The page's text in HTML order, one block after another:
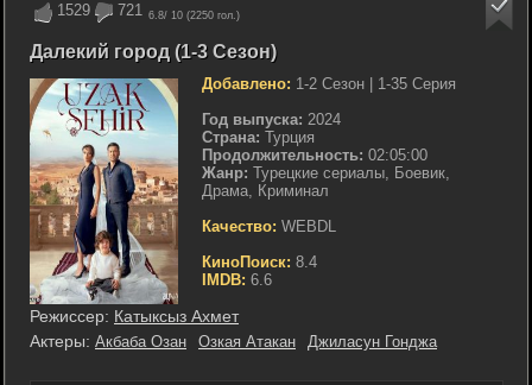
1529 721 6.8/ 10 (2250 гол.)
Далекий город (1-3 Сезон)
Добавлено: 1-2 Сезон | 1-35 Серия
Год выпуска: 2024
Страна: Турция
Продолжительность: 02:05:00
Жанр: Турецкие сериалы, Боевик,
Драма, Криминал
Качество: WEBDL
КиноПоиск: 8.4
IMDB: 6.6
Режиссер: Катыксыз Ахмет
Актеры: Акбаба Озан Озкая Атакан Джиласун Гонджа